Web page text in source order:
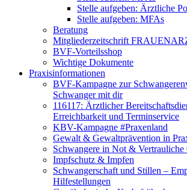
Stelle aufgeben: Ärztliche
Stelle aufgeben: MFAs
Beratung
Mitgliederzeitschrift
BVF-Vorteilsshop
Wichtige Dokumente
Praxisinformationen
BVF-Kampagne zur
Schwanger mit dir
116117: Ärztlicher
Erreichbarkeit und Terminservice
KBV-Kampagne #Praxenland
Gewalt & Gewaltprävention in
Schwangere in Not & Vertrauliche
Impfschutz & Impfen
Schwangerschaft und Stillen –
Hilfestellungen